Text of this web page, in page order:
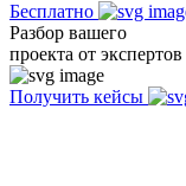
Бесплатно
Разбор вашего
проекта от экспертов
Получить кейсы